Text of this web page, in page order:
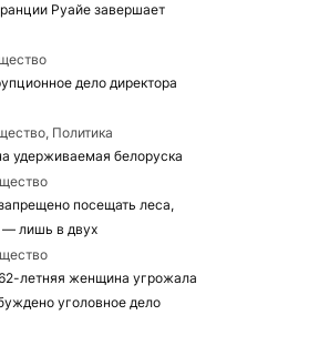
Руайе завершает
дело директора
Политика
удерживаемая белоруска
посещать леса,
— лишь в двух
летняя женщина угрожала
уголовное дело